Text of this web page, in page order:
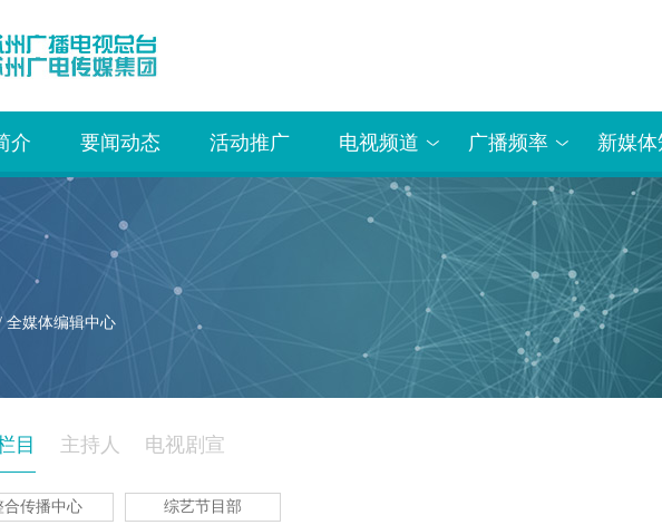
介 要闻动态 活动推广 电视频道 广播频率 新媒
全媒体编辑中心
目
合传播中心 综艺节目部
主持人 电视剧宣